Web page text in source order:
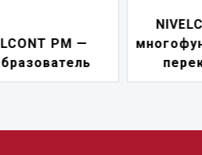
NIVELCONT PKK —
переключатель